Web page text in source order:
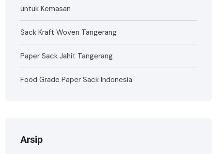
untuk Kemasan
Sack Kraft Woven Tangerang
Paper Sack Jahit Tangerang
Food Grade Paper Sack Indonesia
Arsip